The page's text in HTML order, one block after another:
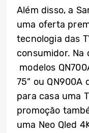
Além disso, a
uma oferta
tecnologia das
consumidor. Na
modelos
75” ou QN900A
para casa uma
promoção
uma Neo Qled